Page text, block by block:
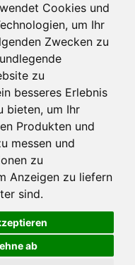
Cookies und
um Ihr
Zwecken zu
zu
besseres Erlebnis
bieten, um Ihr
Produkten und
messen und
zu
Anzeigen zu liefern
sind.
ab